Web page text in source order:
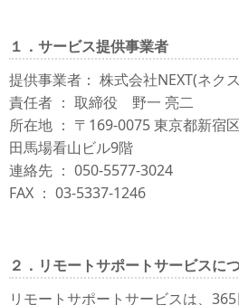
１．サービス提供事業者
提供事業者： 株式会社NEXT(ネク
責任者 ： 取締役 野一 亮二
所在地 ： 〒169-0075 東京都新宿
田馬場看山ビル9階
連絡先 ： 050-5577-3024
FAX ： 03-5337-1246
２．リモートサポートサービスに
リモートサポートサービスは、